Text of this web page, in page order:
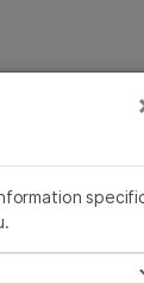
お気に入りの
ント解析
ンテン ×
患研究